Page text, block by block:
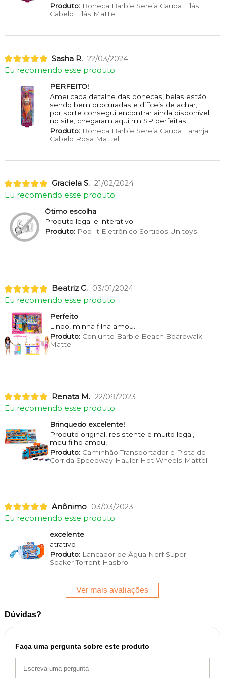
Produto:Boneca Barbie Sereia Cauda Lilás
Cabelo Lilás Mattel
Sasha R. 22/03/2024
Eu recomendo esse produto.
PERFEITO!
Amei cada detalhe das bonecas, belas estão
sendo bem procuradas e difíceis de achar,
por sorte consegui encontrar ainda disponível
no site, chegaram aqui rm SP perfeitas!
Produto:Boneca Barbie Sereia Cauda Laranja
Cabelo Rosa Mattel
Graciela S. 21/02/2024
Eu recomendo esse produto.
Ótimo escolha
Produto legal e interativo
Produto:Pop It Eletrônico Sortidos Unitoys
Beatriz C. 03/01/2024
Eu recomendo esse produto.
Perfeito
Lindo, minha filha amou.
Produto:Conjunto Barbie Beach Boardwalk
Mattel
Renata M. 22/09/2023
Eu recomendo esse produto.
Brinquedo excelente!
Produto original, resistente e muito legal,
meu filho amou!
Produto:Caminhão Transportador e Pista de
Corrida Speedway Hauler Hot Wheels Mattel
Anônimo 03/03/2023
Eu recomendo esse produto.
excelente
atrativo
Produto:Lançador de Água Nerf Super
Soaker Torrent Hasbro
Ver mais avaliações
Dúvidas?
Faça uma pergunta sobre este produto